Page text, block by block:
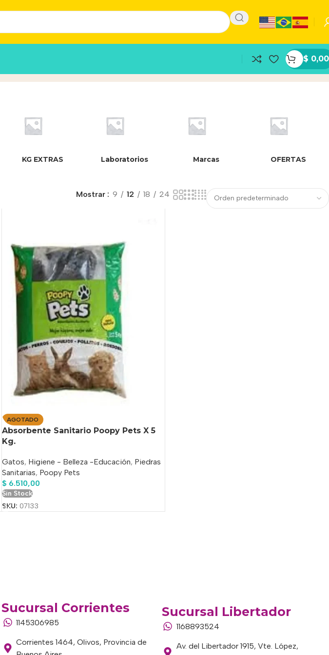
$ 0,00
KG EXTRAS Laboratorios Marcas OFERTAS
Mostrar 9 12 18 24
AGOTADO
Absorbente Sanitario Poopy Pets X 5
Kg.
Gatos, Higiene - Belleza -Educación, Piedras
Sanitarias, Poopy Pets
$ 6.510,00
Sin Stock
SKU: 07133
Sucursal Corrientes
1145306985
Corrientes 1464, Olivos, Provincia de
Sucursal Libertador
1168893524
Av. del Libertador 1915, Vte. López,